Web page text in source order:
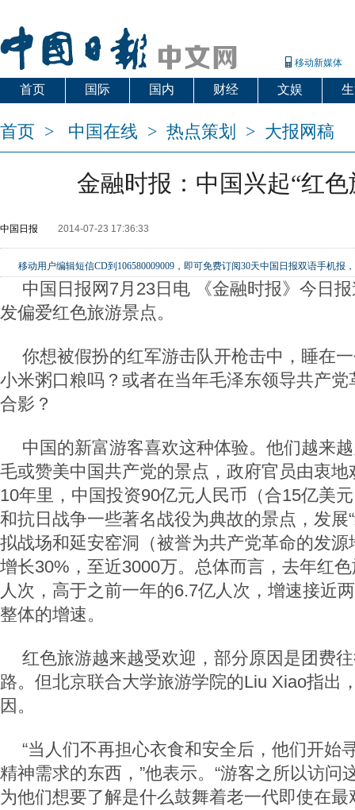
移动新媒体
首页 国际 国内 财经 文娱
首页 > 中国在线 > 热点策划 > 大报网稿
金融时报：中国兴起“红色
中国日报 2014-07-23 17:36:33
移动用户编辑短信CD到106580009009，即可免费订阅30天中国日报双语手机报
中国日报网7月23日电 《金融时报》今日
发偏爱红色旅游景点。
你想被假扮的红军游击队开枪击中，睡在
小米粥口粮吗？或者在当年毛泽东领导共产
合影？
中国的新富游客喜欢这种体验。他们越来
毛或赞美中国共产党的景点，政府官员由衷
10年里，中国投资90亿元人民币（合15亿美
和抗日战争一些著名战役为典故的景点，发展
拟战场和延安窑洞（被誉为共产党革命的发
增长30%，至近3000万。总体而言，去年红
人次，高于之前一年的6.7亿人次，增速接近
整体的增速。
红色旅游越来越受欢迎，部分原因是团费
路。但北京联合大学旅游学院的Liu Xiao指出
因。
“当人们不再担心衣食和安全后，他们开始
精神需求的东西，”他表示。“游客之所以访问
为他们想要了解是什么鼓舞着老一代即使在